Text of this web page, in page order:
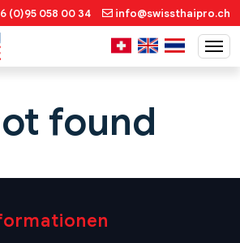
(0)95 058 00 34 info@swissthaipro.ch
found